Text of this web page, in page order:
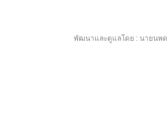
พัฒนาและดูแลโดย : นายนพด